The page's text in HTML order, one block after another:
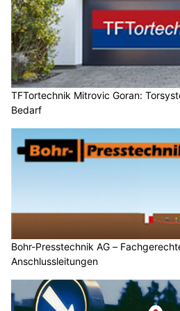
TFTortechnik Mitrovic Goran:
Bedarf
Bohr-Presstechnik AG –
Anschlussleitungen